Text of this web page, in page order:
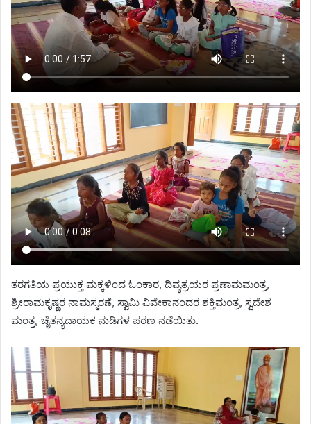
ತರಗತಿಯ ಪ್ರಯುಕ್ತ ಮಕ್ಕಳಿಂದ ಓಂಕಾರ, ದಿವ್ಯತ್ರಯರ ಪ್ರಣಾಮಮಂತ್ರ,
ಶ್ರೀರಾಮಕೃಷ್ಣರ ನಾಮಸ್ಮರಣೆ, ಸ್ವಾಮಿ ವಿವೇಕಾನಂದರ ಶಕ್ತಿಮಂತ್ರ, ಸ್ವದೇಶ
ಮಂತ್ರ, ಚೈತನ್ಯದಾಯಕ ನುಡಿಗಳ ಪಠಣ ನಡೆಯಿತು.